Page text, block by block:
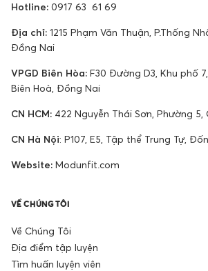
Hotline: 0917 63 61 69
Địa chỉ: 1215 Phạm Văn Thuận, P.Thống
Đồng Nai
VPGD Biên Hòa: F30 Đường D3, Khu phố
Biên Hoà, Đồng Nai
CN HCM: 422 Nguyễn Thái Sơn, Phường 5,
CN Hà Nội: P107, E5, Tập thể Trung Tự,
Website: Modunfit.com
VỀ CHÚNG TÔI
Về Chúng Tôi
Địa điểm tập luyện
Tìm huấn luyện viên